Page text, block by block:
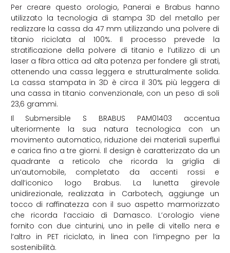
Per creare questo orologio, Panerai e Brabus hanno
utilizzato la tecnologia di stampa 3D del metallo per
realizzare la cassa da 47 mm utilizzando una polvere di
titanio riciclata al 100%. Il processo prevede la
stratificazione della polvere di titanio e l’utilizzo di un
laser a fibra ottica ad alta potenza per fondere gli strati,
ottenendo una cassa leggera e strutturalmente solida.
La cassa stampata in 3D è circa il 30% più leggera di
una cassa in titanio convenzionale, con un peso di soli
23,6 grammi.
Il Submersible S BRABUS PAM01403 accentua
ulteriormente la sua natura tecnologica con un
movimento automatico, riduzione dei materiali superflui
e carica fino a tre giorni. Il design è caratterizzato da un
quadrante a reticolo che ricorda la griglia di
un’automobile, completato da accenti rossi e
dall’iconico logo Brabus. La lunetta girevole
unidirezionale, realizzata in Carbotech, aggiunge un
tocco di raffinatezza con il suo aspetto marmorizzato
che ricorda l’acciaio di Damasco. L’orologio viene
fornito con due cinturini, uno in pelle di vitello nera e
l’altro in PET riciclato, in linea con l’impegno per la
sostenibilità.